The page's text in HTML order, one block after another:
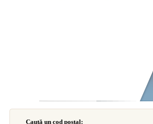
Caută un cod poştal: